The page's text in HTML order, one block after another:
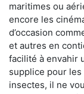
maritimes ou
encore les
d’occasion
et autres en
facilité à envahir
supplice pour
insectes, il ne